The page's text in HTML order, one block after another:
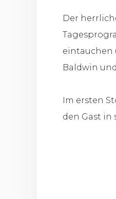
Der
eintauchen
Baldwin
Im ersten
den Gast in